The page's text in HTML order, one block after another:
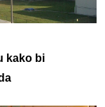
kako bi